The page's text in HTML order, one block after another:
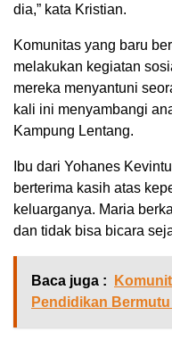
dia,” kata Kristian.
Komunitas yang baru
melakukan kegiatan
mereka menyantuni
kali ini menyambangi
Kampung Lentang.
Ibu dari Yohanes
berterima kasih atas
keluarganya. Maria
dan tidak bisa bicara
Baca juga :
Pendidikan